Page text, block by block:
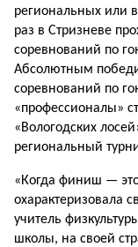
региональных или
раз в Стризневе
соревнований по
Абсолютным
соревнований по
«профессионалы»
«Вологодских
региональный
«Когда финиш —
охарактеризовала
учитель
школы, на своей